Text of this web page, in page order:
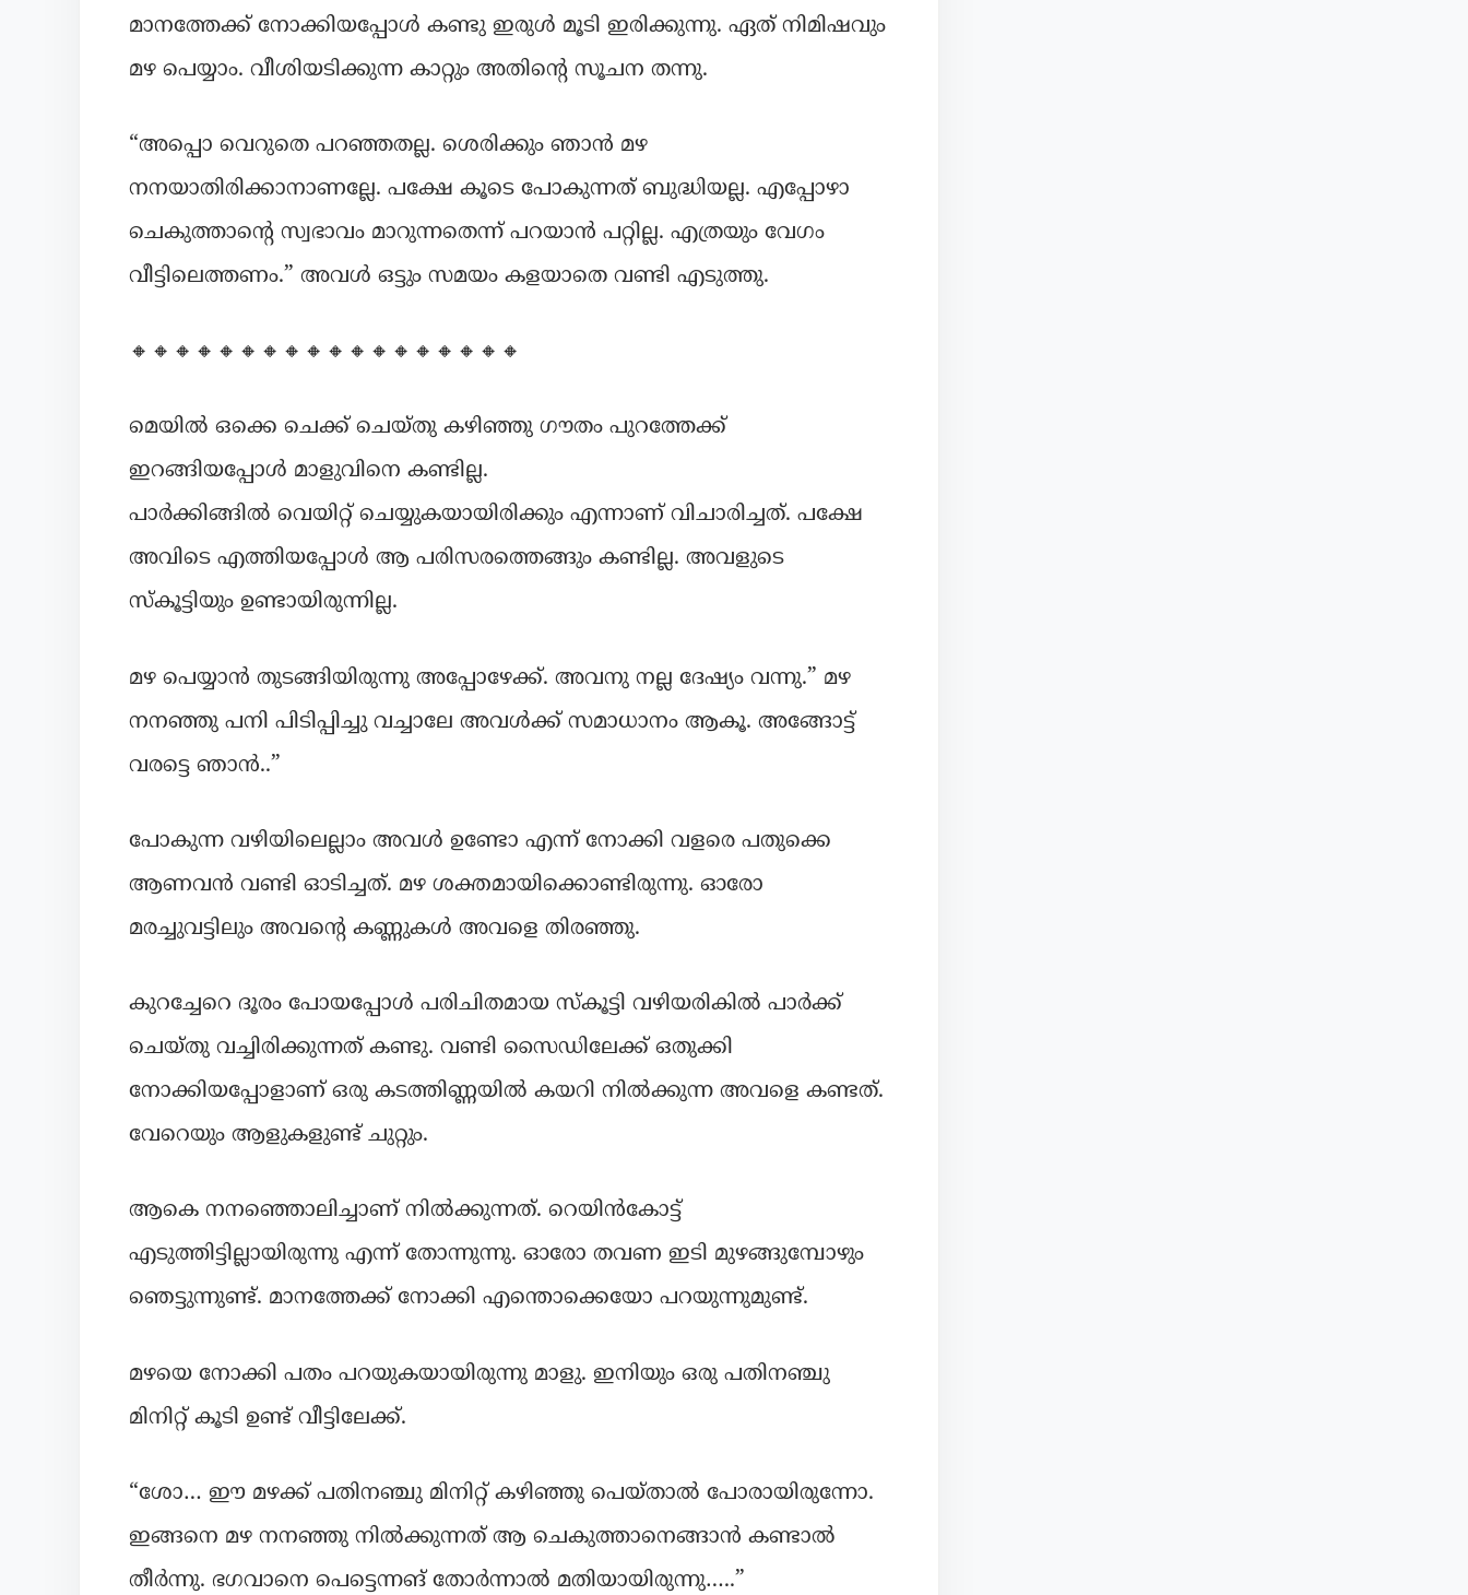
മാനത്തേക്ക് നോക്കിയപ്പോൾ കണ്ടു ഇരുൾ മൂടി ഇരിക്കുന്നു. ഏത് നിമിഷവും
മഴ പെയ്യാം. വീശിയടിക്കുന്ന കാറ്റും അതിന്റെ സൂചന തന്നു.
“അപ്പൊ വെറുതെ പറഞ്ഞതല്ല. ശെരിക്കും ഞാൻ മഴ
നനയാതിരിക്കാനാണല്ലേ. പക്ഷേ കൂടെ പോകുന്നത് ബുദ്ധിയല്ല. എപ്പോഴാ
ചെകുത്താന്റെ സ്വഭാവം മാറുന്നതെന്ന് പറയാൻ പറ്റില്ല. എത്രയും വേഗം
വീട്ടിലെത്തണം.” അവൾ ഒട്ടും സമയം കളയാതെ വണ്ടി എടുത്തു.
🔸🔸🔸🔸🔸🔸🔸🔸🔸🔸🔸🔸🔸🔸🔸🔸🔸🔸
മെയിൽ ഒക്കെ ചെക്ക് ചെയ്തു കഴിഞ്ഞു ഗൗതം പുറത്തേക്ക്
ഇറങ്ങിയപ്പോൾ മാളുവിനെ കണ്ടില്ല.
പാർക്കിങ്ങിൽ വെയിറ്റ് ചെയ്യുകയായിരിക്കും എന്നാണ് വിചാരിച്ചത്. പക്ഷേ
അവിടെ എത്തിയപ്പോൾ ആ പരിസരത്തെങ്ങും കണ്ടില്ല. അവളുടെ
സ്കൂട്ടിയും ഉണ്ടായിരുന്നില്ല.
മഴ പെയ്യാൻ തുടങ്ങിയിരുന്നു അപ്പോഴേക്ക്. അവനു നല്ല ദേഷ്യം വന്നു.” മഴ
നനഞ്ഞു പനി പിടിപ്പിച്ചു വച്ചാലേ അവൾക്ക് സമാധാനം ആകൂ. അങ്ങോട്ട്
വരട്ടെ ഞാൻ..”
പോകുന്ന വഴിയിലെല്ലാം അവൾ ഉണ്ടോ എന്ന് നോക്കി വളരെ പതുക്കെ
ആണവൻ വണ്ടി ഓടിച്ചത്. മഴ ശക്തമായിക്കൊണ്ടിരുന്നു. ഓരോ
മരച്ചുവട്ടിലും അവന്റെ കണ്ണുകൾ അവളെ തിരഞ്ഞു.
കുറച്ചേറെ ദൂരം പോയപ്പോൾ പരിചിതമായ സ്കൂട്ടി വഴിയരികിൽ പാർക്ക്‌
ചെയ്തു വച്ചിരിക്കുന്നത് കണ്ടു. വണ്ടി സൈഡിലേക്ക് ഒതുക്കി
നോക്കിയപ്പോളാണ് ഒരു കടത്തിണ്ണയിൽ കയറി നിൽക്കുന്ന അവളെ കണ്ടത്.
വേറെയും ആളുകളുണ്ട് ചുറ്റും.
ആകെ നനഞ്ഞൊലിച്ചാണ് നിൽക്കുന്നത്. റെയിൻകോട്ട്
എടുത്തിട്ടില്ലായിരുന്നു എന്ന് തോന്നുന്നു. ഓരോ തവണ ഇടി മുഴങ്ങുമ്പോഴും
ഞെട്ടുന്നുണ്ട്. മാനത്തേക്ക് നോക്കി എന്തൊക്കെയോ പറയുന്നുമുണ്ട്.
മഴയെ നോക്കി പതം പറയുകയായിരുന്നു മാളു. ഇനിയും ഒരു പതിനഞ്ചു
മിനിറ്റ് കൂടി ഉണ്ട് വീട്ടിലേക്ക്.
“ശോ… ഈ മഴക്ക് പതിനഞ്ചു മിനിറ്റ് കഴിഞ്ഞു പെയ്താൽ പോരായിരുന്നോ.
ഇങ്ങനെ മഴ നനഞ്ഞു നിൽക്കുന്നത് ആ ചെകുത്താനെങ്ങാൻ കണ്ടാൽ
തീർന്നു. ഭഗവാനെ പെട്ടെന്നങ് തോർന്നാൽ മതിയായിരുന്നു…..”